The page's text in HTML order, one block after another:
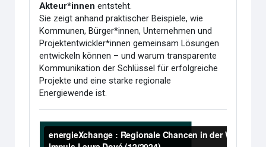
Akteur*innen entsteht.
Sie zeigt anhand praktischer Beispiele, wie
Kommunen, Bürger*innen, Unternehmen und
Projektentwickler*innen gemeinsam Lösungen
entwickeln können – und warum transparente
Kommunikation der Schlüssel für erfolgreiche
Projekte und eine starke regionale
Energiewende ist.